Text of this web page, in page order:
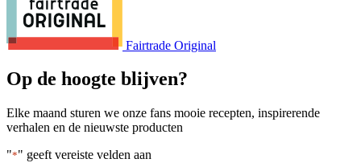
Fairtrade Original
Op de hoogte blijven?
Elke maand sturen we onze fans mooie recepten, inspirerende
verhalen en de nieuwste producten
"*" geeft vereiste velden aan